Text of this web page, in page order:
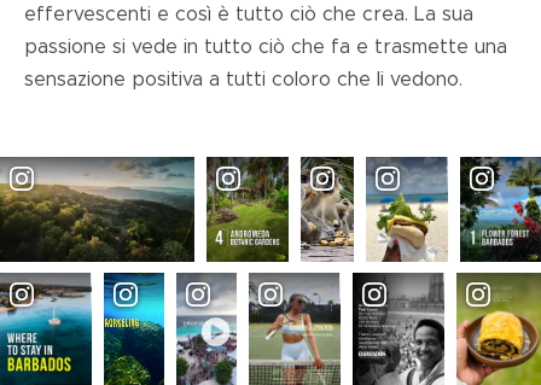
effervescenti e così è tutto ciò che crea. La sua
passione si vede in tutto ciò che fa e trasmette una
sensazione positiva a tutti coloro che li vedono.